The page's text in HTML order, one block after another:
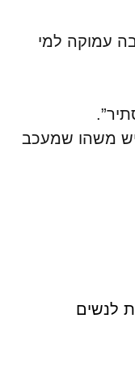
עמוקה למי
משהו שמעכב